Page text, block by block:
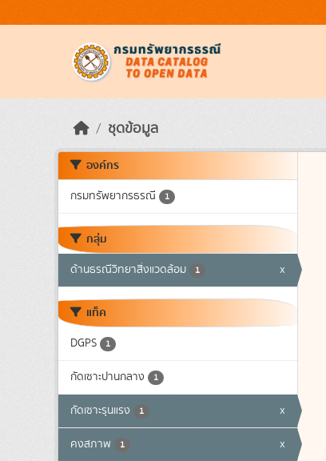
ชุดข้อมูล
องค์กร
กรมทรัพยากรธรณี 1
กลุ่ม
ด้านธรณีวิทยาสิ่งแวดล้อม 1 x
แท็ค
DGPS 1
กัดเซาะปานกลาง 1
กัดเซาะรุนแรง 1 x
คงสภาพ 1 x